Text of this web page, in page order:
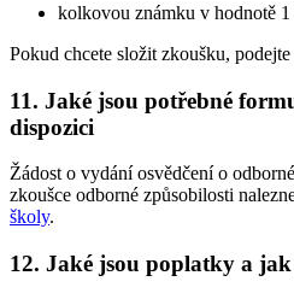
kolkovou známku v hodnotě
Pokud chcete složit zkoušku,
11. Jaké jsou potřebné
dispozici
Žádost o vydání osvědčení o
zkoušce odborné způsobilosti
školy.
12. Jaké jsou poplatky a